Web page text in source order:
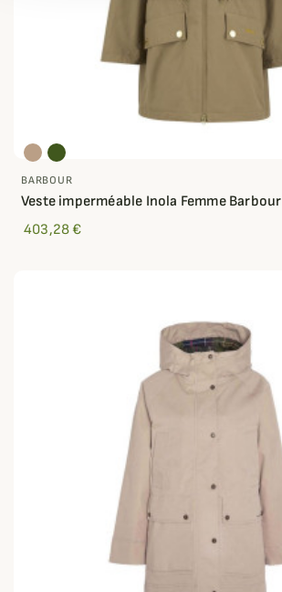
BARBOUR
Veste imperméable Inola Femme Barbour
403,28 €